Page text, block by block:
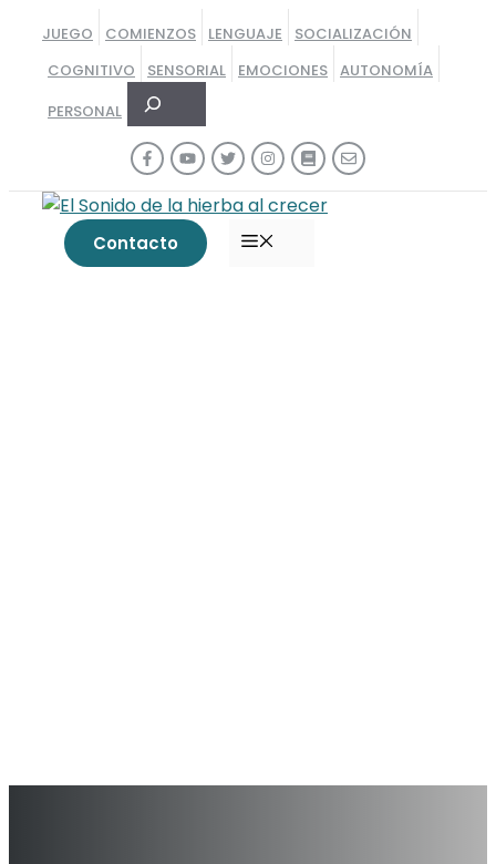
contenido
JUEGO COMIENZOS LENGUAJE
SOCIALIZACIÓN
COGNITIVO
SENSORIAL EMOCIONES AUTONOMÍA
PERSONAL
Buscar
Contacto